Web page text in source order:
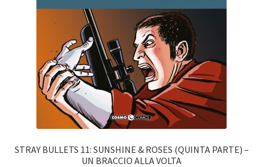
STRAY BULLETS 11: SUNSHINE & ROSES (QUINTA PARTE) –
UN BRACCIO ALLA VOLTA